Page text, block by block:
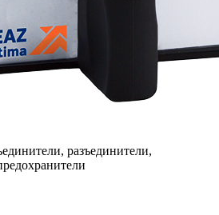
разъединители,